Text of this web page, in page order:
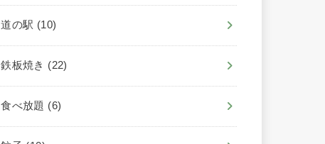
道の駅 (10)
鉄板焼き (22)
食べ放題 (6)